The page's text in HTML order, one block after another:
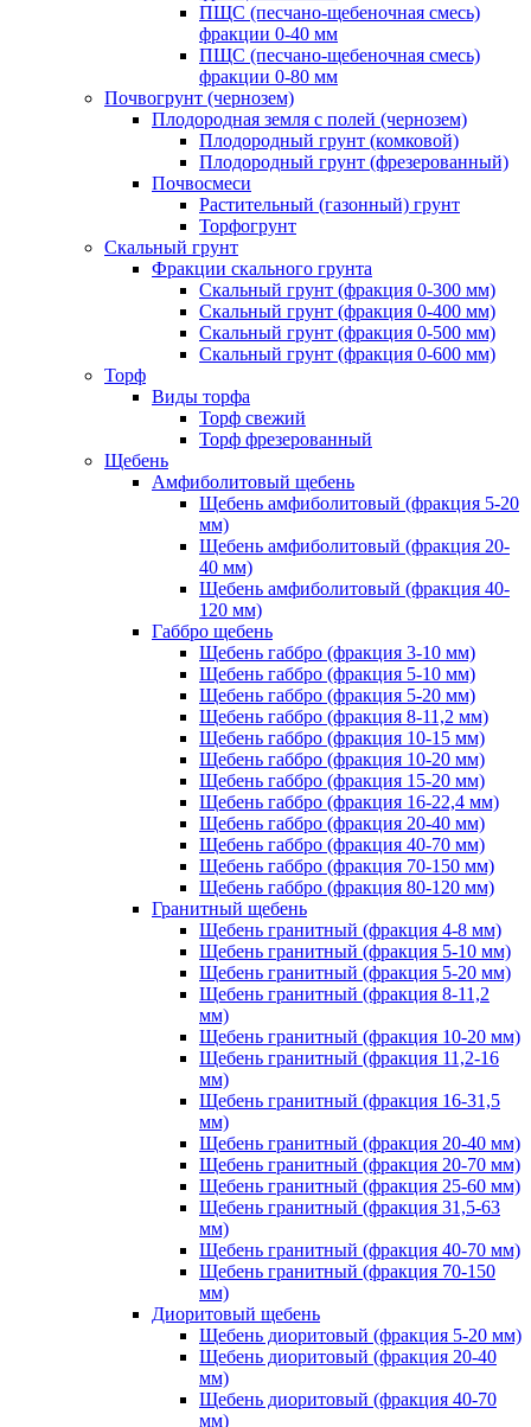
ПЩС (песчано-щебеночная смесь)
фракции 0-40 мм
ПЩС (песчано-щебеночная смесь)
фракции 0-80 мм
Почвогрунт (чернозем)
Плодородная земля с полей (чернозем)
Плодородный грунт (комковой)
Плодородный грунт (фрезерованный)
Почвосмеси
Растительный (газонный) грунт
Торфогрунт
Скальный грунт
Фракции скального грунта
Скальный грунт (фракция 0-300 мм)
Скальный грунт (фракция 0-400 мм)
Скальный грунт (фракция 0-500 мм)
Скальный грунт (фракция 0-600 мм)
Торф
Виды торфа
Торф свежий
Торф фрезерованный
Щебень
Амфиболитовый щебень
Щебень амфиболитовый (фракция 5-20
мм)
Щебень амфиболитовый (фракция 20-
40 мм)
Щебень амфиболитовый (фракция 40-
120 мм)
Габбро щебень
Щебень габбро (фракция 3-10 мм)
Щебень габбро (фракция 5-10 мм)
Щебень габбро (фракция 5-20 мм)
Щебень габбро (фракция 8-11,2 мм)
Щебень габбро (фракция 10-15 мм)
Щебень габбро (фракция 10-20 мм)
Щебень габбро (фракция 15-20 мм)
Щебень габбро (фракция 16-22,4 мм)
Щебень габбро (фракция 20-40 мм)
Щебень габбро (фракция 40-70 мм)
Щебень габбро (фракция 70-150 мм)
Щебень габбро (фракция 80-120 мм)
Гранитный щебень
Щебень гранитный (фракция 4-8 мм)
Щебень гранитный (фракция 5-10 мм)
Щебень гранитный (фракция 5-20 мм)
Щебень гранитный (фракция 8-11,2
мм)
Щебень гранитный (фракция 10-20 мм)
Щебень гранитный (фракция 11,2-16
мм)
Щебень гранитный (фракция 16-31,5
мм)
Щебень гранитный (фракция 20-40 мм)
Щебень гранитный (фракция 20-70 мм)
Щебень гранитный (фракция 25-60 мм)
Щебень гранитный (фракция 31,5-63
мм)
Щебень гранитный (фракция 40-70 мм)
Щебень гранитный (фракция 70-150
мм)
Диоритовый щебень
Щебень диоритовый (фракция 5-20 мм)
Щебень диоритовый (фракция 20-40
мм)
Щебень диоритовый (фракция 40-70
мм)